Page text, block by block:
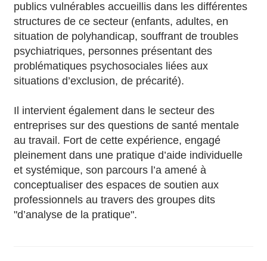
publics vulnérables accueillis dans les différentes
structures de ce secteur (enfants, adultes, en
situation de polyhandicap, souffrant de troubles
psychiatriques, personnes présentant des
problématiques psychosociales liées aux
situations d’exclusion, de précarité).
Il intervient également dans le secteur des
entreprises sur des questions de santé mentale
au travail. Fort de cette expérience, engagé
pleinement dans une pratique d’aide individuelle
et systémique, son parcours l’a amené à
conceptualiser des espaces de soutien aux
professionnels au travers des groupes dits
"d’analyse de la pratique".